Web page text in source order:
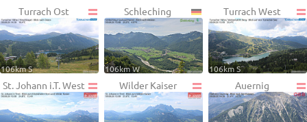
Turrach Ost
106km S
Schleching
106km W
Turrach West
106km S
St. Johann i.T. West Wilder Kaiser Auernig